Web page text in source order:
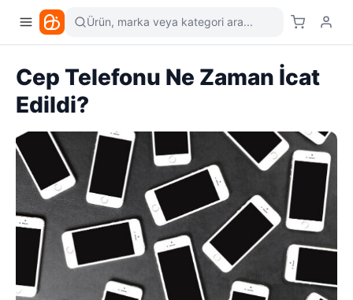
Ürün, marka veya kategori ara...
Cep Telefonu Ne Zaman İcat
Edildi?